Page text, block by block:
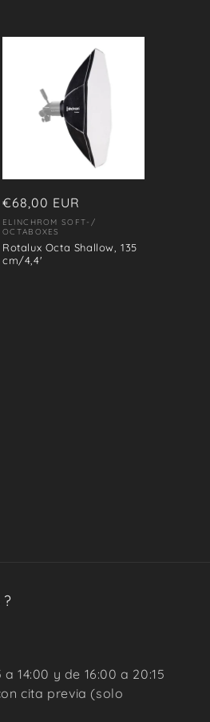
Precio
habitual
€68,00 EUR
Proveedor:
ELINCHROM SOFT-/
OCTABOXES
Rotalux Octa Shallow, 135
cm/4,4'
14:00 y de 16:00 a 20:15
cita previa (solo